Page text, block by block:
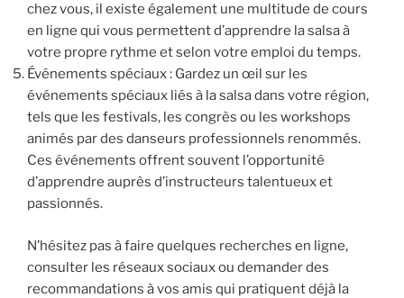
chez vous, il existe également une multitude de cours
en ligne qui vous permettent d’apprendre la salsa à
votre propre rythme et selon votre emploi du temps.
Événements spéciaux : Gardez un œil sur les
événements spéciaux liés à la salsa dans votre région,
tels que les festivals, les congrès ou les workshops
animés par des danseurs professionnels renommés.
Ces événements offrent souvent l’opportunité
d’apprendre auprès d’instructeurs talentueux et
passionnés.
N’hésitez pas à faire quelques recherches en ligne,
consulter les réseaux sociaux ou demander des
recommandations à vos amis qui pratiquent déjà la